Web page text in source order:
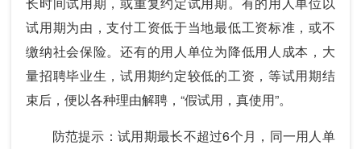
试用期为由，支付工资低于当地最低工资标准，或不
缴纳社会保险。还有的用人单位为降低用人成本，大
量招聘毕业生，试用期约定较低的工资，等试用期结
束后，便以各种理由解聘，“假试用，真使用”。
防范提示：试用期最长不超过6个月，同一用人单